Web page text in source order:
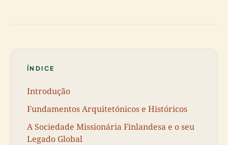
ÍNDICE
Introdução
Fundamentos Arquitetónicos e Históricos
A Sociedade Missionária Finlandesa e o seu
Legado Global